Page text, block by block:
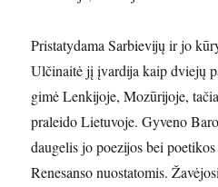
Pristatydama Sarbievijų ir jo
Ulčinaitė jį įvardija kaip dviejų
gimė Lenkijoje, Mozūrijoje,
praleido Lietuvoje. Gyveno
daugelis jo poezijos bei
Renesanso nuostatomis.